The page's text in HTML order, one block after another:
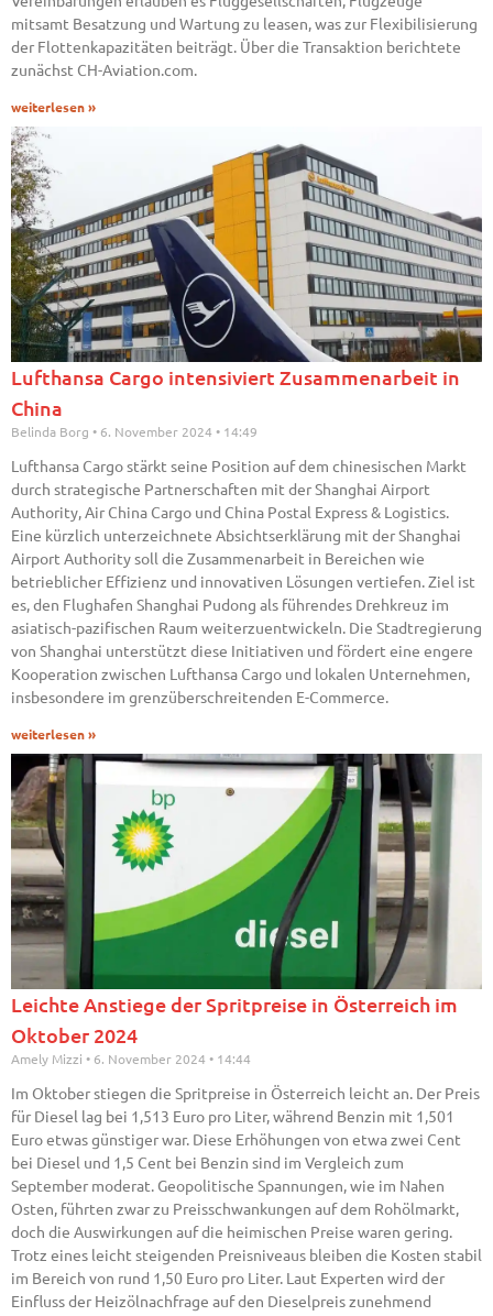
mitsamt Besatzung und Wartung zu leasen, was zur Flexibilisierung
der Flottenkapazitäten beiträgt. Über die Transaktion berichtete
zunächst CH-Aviation.com.
weiterlesen »
Lufthansa Cargo intensiviert Zusammenarbeit in
China
Belinda Borg 6. November 2024 14:49
Lufthansa Cargo stärkt seine Position auf dem chinesischen Markt
durch strategische Partnerschaften mit der Shanghai Airport
Authority, Air China Cargo und China Postal Express & Logistics.
Eine kürzlich unterzeichnete Absichtserklärung mit der Shanghai
Airport Authority soll die Zusammenarbeit in Bereichen wie
betrieblicher Effizienz und innovativen Lösungen vertiefen. Ziel ist
es, den Flughafen Shanghai Pudong als führendes Drehkreuz im
asiatisch-pazifischen Raum weiterzuentwickeln. Die Stadtregierung
von Shanghai unterstützt diese Initiativen und fördert eine engere
Kooperation zwischen Lufthansa Cargo und lokalen Unternehmen,
insbesondere im grenzüberschreitenden E-Commerce.
weiterlesen »
Leichte Anstiege der Spritpreise in Österreich im
Oktober 2024
Amely Mizzi 6. November 2024 14:44
Im Oktober stiegen die Spritpreise in Österreich leicht an. Der Preis
für Diesel lag bei 1,513 Euro pro Liter, während Benzin mit 1,501
Euro etwas günstiger war. Diese Erhöhungen von etwa zwei Cent
bei Diesel und 1,5 Cent bei Benzin sind im Vergleich zum
September moderat. Geopolitische Spannungen, wie im Nahen
Osten, führten zwar zu Preisschwankungen auf dem Rohölmarkt,
doch die Auswirkungen auf die heimischen Preise waren gering.
Trotz eines leicht steigenden Preisniveaus bleiben die Kosten stabil
im Bereich von rund 1,50 Euro pro Liter. Laut Experten wird der
Einfluss der Heizölnachfrage auf den Dieselpreis zunehmend